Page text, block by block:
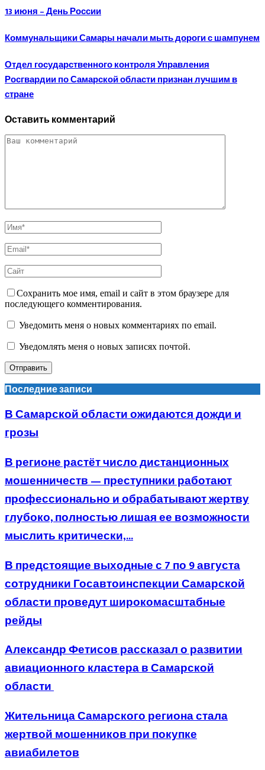
13 июня – День России
Коммунальщики Самары начали мыть дороги с шампунем
Отдел государственного контроля Управления
Росгвардии по Самарской области признан лучшим в
стране
Оставить комментарий
Сохранить мое имя, email и сайт в этом браузере для
последующего комментирования.
Уведомить меня о новых комментариях по email.
Уведомлять меня о новых записях почтой.
Последние записи
В Самарской области ожидаются дожди и
грозы
В регионе растёт число дистанционных
мошенничеств — преступники работают
профессионально и обрабатывают жертву
глубоко, полностью лишая ее возможности
мыслить критически,...
В предстоящие выходные с 7 по 9 августа
сотрудники Госавтоинспекции Самарской
области проведут широкомасштабные
рейды
Александр Фетисов рассказал о развитии
авиационного кластера в Самарской
области
Жительница Самарского региона стала
жертвой мошенников при покупке
авиабилетов